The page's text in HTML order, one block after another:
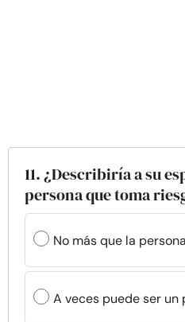
11. ¿Describiría a su
persona que toma
No más que la
A veces puede ser un